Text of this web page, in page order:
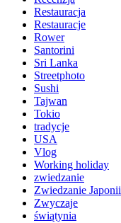
Restauracja
Restauracje
Rower
Santorini
Sri Lanka
Streetphoto
Sushi
Tajwan
Tokio
tradycje
USA
Vlog
Working holiday
zwiedzanie
Zwiedzanie Japonii
Zwyczaje
świątynia